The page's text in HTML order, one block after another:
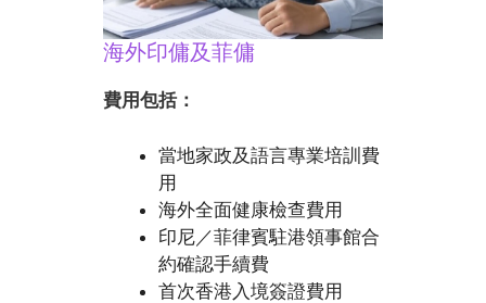
海外印傭及菲傭
費用包括：
當地家政及語言專業培訓費
用
海外全面健康檢查費用
印尼／菲律賓駐港領事館合
約確認手續費
首次香港入境簽證費用